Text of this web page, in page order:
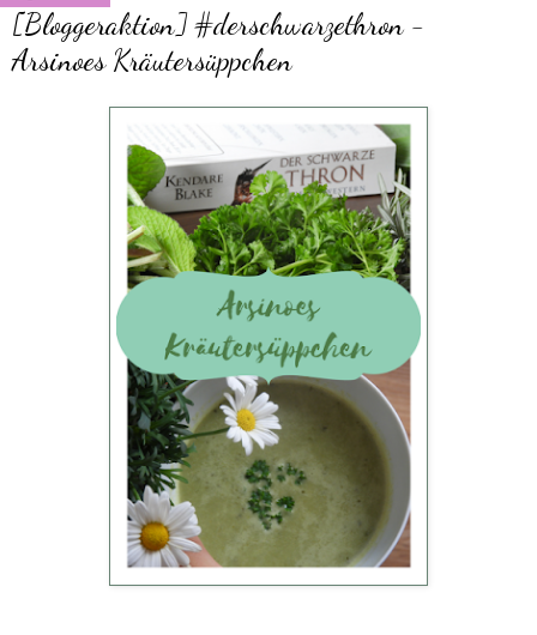
[Bloggeraktion] #derschwarzethron -
Arsinoes Kräutersüppchen